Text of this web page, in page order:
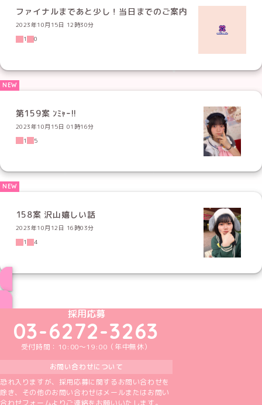
ファイナルまであと少し！当日までのご案内
2023年10月15日 12時30分
1
0
第159案 ﾝﾐｬｰ!!
2023年10月15日 01時16分
1
5
158案 沢山嬉しい話
2023年10月12日 16時03分
1
4
めいどりーみんTikTok公式アカウント
めいどりーみんX公式アカウント
めいどりーみんInstagram公式アカウント
めいどりーみんFacebook公式アカウン
めいどりーみんYouTube公式アカ
採用応募
03-6272-3263
受付時間：10:00～19:00（年中無休）
お問い合わせについて
恐れ入りますが、採用応募に関するお問い合わせを
除き、その他のお問い合わせはメールまたはお問い
合わせフォームよりご連絡をお願いいたします。